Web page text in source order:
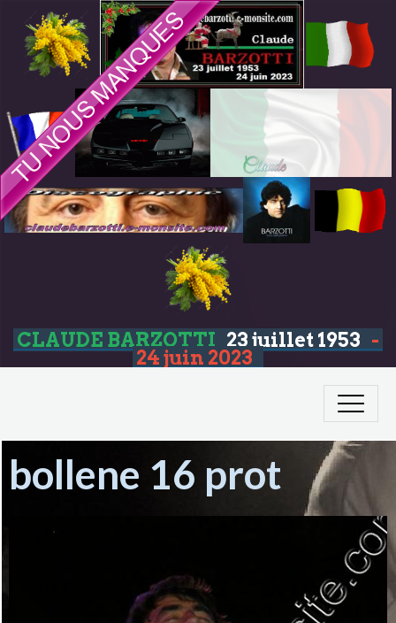
CLAUDE BARZOTTI 23 juillet 1953 -
24 juin 2023
bollene 16 prot